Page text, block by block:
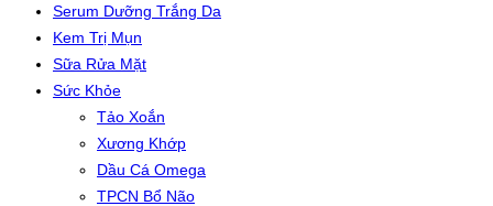
Serum Dưỡng Trắng Da
Kem Trị Mụn
Sữa Rửa Mặt
Sức Khỏe
Tảo Xoắn
Xương Khớp
Dầu Cá Omega
TPCN Bổ Não